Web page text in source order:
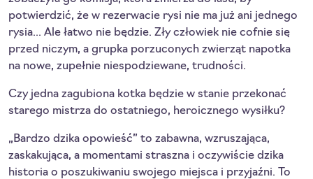
potwierdzić, że w rezerwacie rysi nie ma już ani jednego
rysia... Ale łatwo nie będzie. Zły człowiek nie cofnie się
przed niczym, a grupka porzuconych zwierząt napotka
na nowe, zupełnie niespodziewane, trudności.
Czy jedna zagubiona kotka będzie w stanie przekonać
starego mistrza do ostatniego, heroicznego wysiłku?
„Bardzo dzika opowieść” to zabawna, wzruszająca,
zaskakująca, a momentami straszna i oczywiście dzika
historia o poszukiwaniu swojego miejsca i przyjaźni. To